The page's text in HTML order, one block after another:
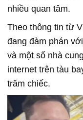
nhiều quan tâm.
Theo thông tin từ
đang đàm phán
và một số nhà
internet trên tàu
trăm chiếc.